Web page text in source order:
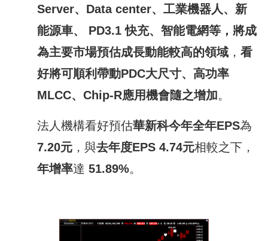
Server、 Data center、工業機器人、新
能源車、
PD3.1快充、智能電網等，將成
為主要市場預估成長動能較高的領域 ，看
好將可順利帶動PDC大尺寸、高功率
MLCC、Chip-R應用機會隨之增加。
法人機構看好預估華新科今年全年EPS為
7.20元 ，與去年度EPS 4.74元相較之下，
年增率達51.89%。